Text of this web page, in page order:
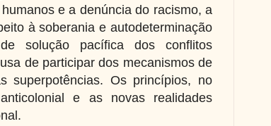
e a denúncia do racismo, a
à soberania e autodeterminação
solução pacífica dos conflitos
de participar dos mecanismos de
superpotências. Os princípios, no
e as novas realidades